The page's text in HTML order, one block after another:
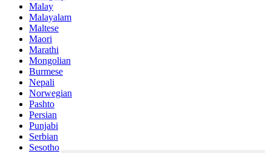
Malay
Malayalam
Maltese
Maori
Marathi
Mongolian
Burmese
Nepali
Norwegian
Pashto
Persian
Punjabi
Serbian
Sesotho